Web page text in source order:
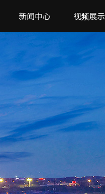
新闻中心 视频展示